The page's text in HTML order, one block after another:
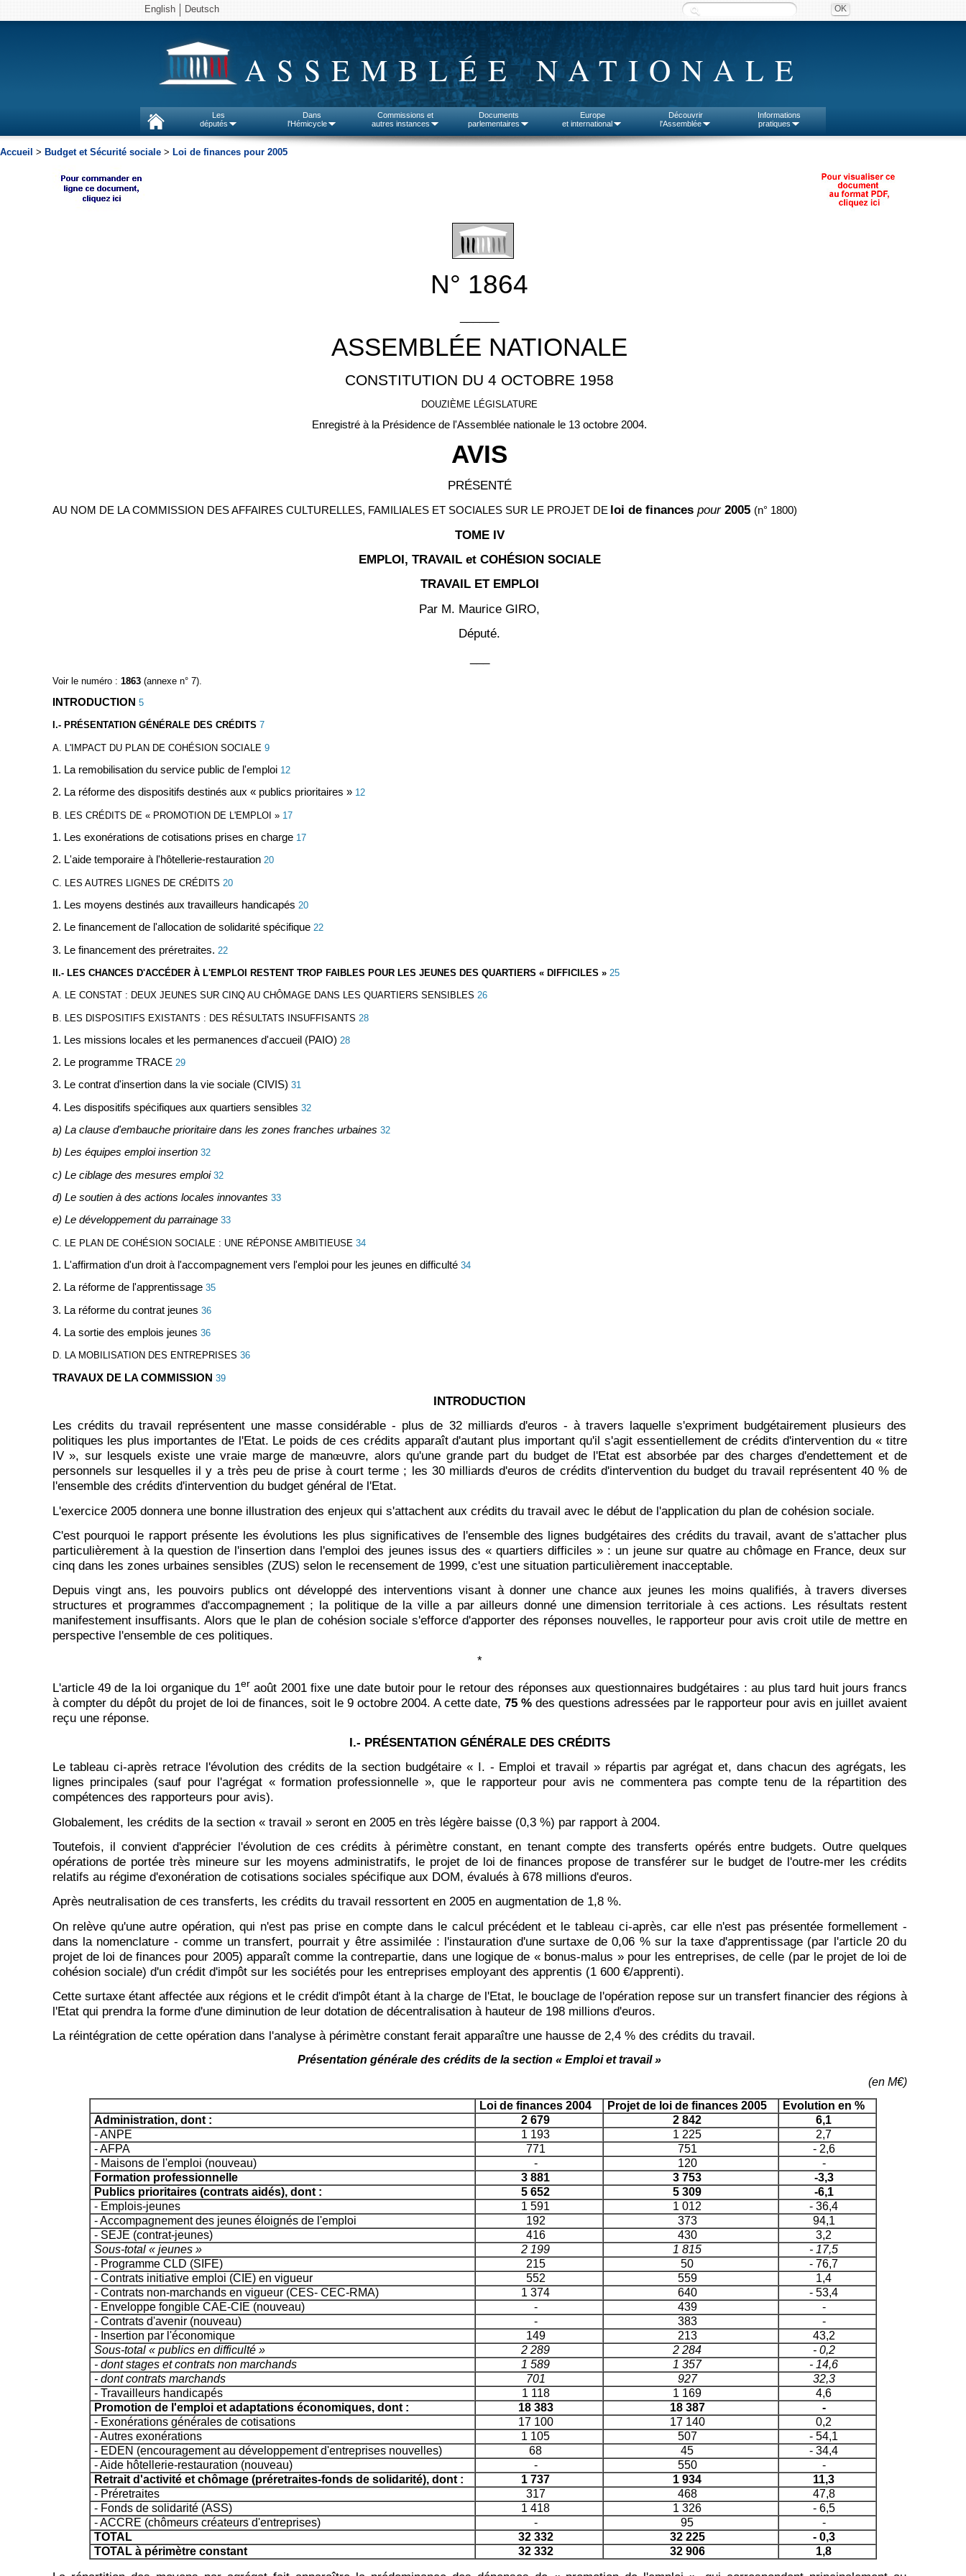
English Deutsch
ASSEMBLÉE NATIONALE
Les
députés
Dans
l'Hémicycle
Commissions et
autres instances
Documents
parlementaires
Europe
et international
Découvrir
l'Assemblée
Informations
pratiques
Accueil > Budget et Sécurité sociale > Loi de finances pour 2005
N° 1864
ASSEMBLÉE NATIONALE
CONSTITUTION DU 4 OCTOBRE 1958
DOUZIÈME LÉGISLATURE
Enregistré à la Présidence de l'Assemblée nationale le 13 octobre 2004.
AVIS
PRÉSENTÉ
AU NOM DE LA COMMISSION DES AFFAIRES CULTURELLES, FAMILIALES ET SOCIALES SUR LE PROJET DE loi de finances pour 2005 (n° 1800)
TOME IV
EMPLOI, TRAVAIL et COHÉSION SOCIALE
TRAVAIL ET EMPLOI
Par M. Maurice GIRO,
Député.
Voir le numéro : 1863(annexe n° 7).
INTRODUCTION 5
I.- PRÉSENTATION GÉNÉRALE DES CRÉDITS 7
A. L'IMPACT DU PLAN DE COHÉSION SOCIALE 9
1. La remobilisation du service public de l'emploi 12
2. La réforme des dispositifs destinés aux « publics prioritaires » 12
B. LES CRÉDITS DE « PROMOTION DE L'EMPLOI » 17
1. Les exonérations de cotisations prises en charge 17
2. L'aide temporaire à l'hôtellerie-restauration 20
C. LES AUTRES LIGNES DE CRÉDITS 20
1. Les moyens destinés aux travailleurs handicapés 20
2. Le financement de l'allocation de solidarité spécifique 22
3. Le financement des préretraites. 22
II.- LES CHANCES D'ACCÉDER À L'EMPLOI RESTENT TROP FAIBLES POUR LES JEUNES DES QUARTIERS « DIFFICILES » 25
A. LE CONSTAT : DEUX JEUNES SUR CINQ AU CHÔMAGE DANS LES QUARTIERS SENSIBLES 26
B. LES DISPOSITIFS EXISTANTS : DES RÉSULTATS INSUFFISANTS 28
1. Les missions locales et les permanences d'accueil (PAIO) 28
2. Le programme TRACE 29
3. Le contrat d'insertion dans la vie sociale (CIVIS) 31
4. Les dispositifs spécifiques aux quartiers sensibles 32
a) La clause d'embauche prioritaire dans les zones franches urbaines 32
b) Les équipes emploi insertion 32
c) Le ciblage des mesures emploi 32
d) Le soutien à des actions locales innovantes 33
e) Le développement du parrainage 33
C. LE PLAN DE COHÉSION SOCIALE : UNE RÉPONSE AMBITIEUSE 34
1. L'affirmation d'un droit à l'accompagnement vers l'emploi pour les jeunes en difficulté 34
2. La réforme de l'apprentissage 35
3. La réforme du contrat jeunes 36
4. La sortie des emplois jeunes 36
D. LA MOBILISATION DES ENTREPRISES 36
TRAVAUX DE LA COMMISSION 39
INTRODUCTION
Les crédits du travail représentent une masse considérable - plus de 32 milliards d'euros - à travers laquelle s'expriment budgétairement plusieurs des
politiques les plus importantes de l'Etat. Le poids de ces crédits apparaît d'autant plus important qu'il s'agit essentiellement de crédits d'intervention du « titre
IV », sur lesquels existe une vraie marge de manœuvre, alors qu'une grande part du budget de l'Etat est absorbée par des charges d'endettement et de
personnels sur lesquelles il y a très peu de prise à court terme ; les 30 milliards d'euros de crédits d'intervention du budget du travail représentent 40 % de
l'ensemble des crédits d'intervention du budget général de l'Etat.
L'exercice 2005 donnera une bonne illustration des enjeux qui s'attachent aux crédits du travail avec le début de l'application du plan de cohésion sociale.
C'est pourquoi le rapport présente les évolutions les plus significatives de l'ensemble des lignes budgétaires des crédits du travail, avant de s'attacher plus
particulièrement à la question de l'insertion dans l'emploi des jeunes issus des « quartiers difficiles » : un jeune sur quatre au chômage en France, deux sur
cinq dans les zones urbaines sensibles (ZUS) selon le recensement de 1999, c'est une situation particulièrement inacceptable.
Depuis vingt ans, les pouvoirs publics ont développé des interventions visant à donner une chance aux jeunes les moins qualifiés, à travers diverses
structures et programmes d'accompagnement ; la politique de la ville a par ailleurs donné une dimension territoriale à ces actions. Les résultats restent
manifestement insuffisants. Alors que le plan de cohésion sociale s'efforce d'apporter des réponses nouvelles, le rapporteur pour avis croit utile de mettre en
perspective l'ensemble de ces politiques.
*
L'article 49 de la loi organique du 1eraoût 2001 fixe une date butoir pour le retour des réponses aux questionnaires budgétaires : au plus tard huit jours francs
à compter du dépôt du projet de loi de finances, soit le 9 octobre 2004. A cette date,75 %des questions adressées par le rapporteur pour avis en juillet avaient
reçu une réponse.
I.- PRÉSENTATION GÉNÉRALE DES CRÉDITS
Le tableau ci-après retrace l'évolution des crédits de la section budgétaire « I. - Emploi et travail » répartis par agrégat et, dans chacun des agrégats, les
lignes principales (sauf pour l'agrégat « formation professionnelle », que le rapporteur pour avis ne commentera pas compte tenu de la répartition des
compétences des rapporteurs pour avis).
Globalement, les crédits de la section « travail » seront en 2005 en très légère baisse (0,3 %) par rapport à 2004.
Toutefois, il convient d'apprécier l'évolution de ces crédits à périmètre constant, en tenant compte des transferts opérés entre budgets. Outre quelques
opérations de portée très mineure sur les moyens administratifs, le projet de loi de finances propose de transférer sur le budget de l'outre-mer les crédits
relatifs au régime d'exonération de cotisations sociales spécifique aux DOM, évalués à 678 millions d'euros.
Après neutralisation de ces transferts, les crédits du travail ressortent en 2005 en augmentation de 1,8 %.
On relève qu'une autre opération, qui n'est pas prise en compte dans le calcul précédent et le tableau ci-après, car elle n'est pas présentée formellement -
dans la nomenclature - comme un transfert, pourrait y être assimilée : l'instauration d'une surtaxe de 0,06 % sur la taxe d'apprentissage (par l'article 20 du
projet de loi de finances pour 2005) apparaît comme la contrepartie, dans une logique de « bonus-malus » pour les entreprises, de celle (par le projet de loi de
cohésion sociale) d'un crédit d'impôt sur les sociétés pour les entreprises employant des apprentis (1 600 €/apprenti).
Cette surtaxe étant affectée aux régions et le crédit d'impôt étant à la charge de l'Etat, le bouclage de l'opération repose sur un transfert financier des régions à
l'Etat qui prendra la forme d'une diminution de leur dotation de décentralisation à hauteur de 198 millions d'euros.
La réintégration de cette opération dans l'analyse à périmètre constant ferait apparaître une hausse de 2,4 % des crédits du travail.
Présentation générale des crédits de la section « Emploi et travail »
(en M€)
Loi de finances 2004
Projet de loi de finances 2005
Evolution en %
Administration, dont :
2 679 2 842
6,1
- ANPE
1 193 1 225
2,7
- AFPA
771 751
- 2,6
- Maisons de l'emploi (nouveau)
- 120
-
Formation professionnelle
3 881 3 753
-3,3
Publics prioritaires (contrats aidés), dont :
5 652 5 309
-6,1
- Emplois-jeunes
1 591 1 012
- 36,4
- Accompagnement des jeunes éloignés de l'emploi
192 373
94,1
- SEJE (contrat-jeunes)
416 430
3,2
Sous-total « jeunes »
2 199 1 815
- 17,5
- Programme CLD (SIFE)
215 50
- 76,7
- Contrats initiative emploi (CIE) en vigueur
552 559
1,4
- Contrats non-marchands en vigueur (CES- CEC-RMA)
1 374 640
- 53,4
- Enveloppe fongible CAE-CIE (nouveau)
- 439
-
- Contrats d'avenir (nouveau)
- 383
-
- Insertion par l'économique
149 213
43,2
Sous-total « publics en difficulté »
2 289 2 284
- 0,2
- dont stages et contrats non marchands
1 589 1 357
- 14,6
- dont contrats marchands
701 927
32,3
- Travailleurs handicapés
1 118 1 169
4,6
Promotion de l'emploi et adaptations économiques, dont :
18 383 18 387
-
- Exonérations générales de cotisations
17 100 17 140
0,2
- Autres exonérations
1 105 507
- 54,1
- EDEN (encouragement au développement d'entreprises nouvelles)
68 45
- 34,4
- Aide hôtellerie-restauration (nouveau)
- 550
-
Retrait d'activité et chômage (préretraites-fonds de solidarité), dont :
1 737 1 934
11,3
- Préretraites
317 468
47,8
- Fonds de solidarité (ASS)
1 418 1 326
- 6,5
- ACCRE (chômeurs créateurs d'entreprises)
- 95
-
TOTAL
32 332 32 225
- 0,3
TOTAL à périmètre constant
32 332 32 906 1,8